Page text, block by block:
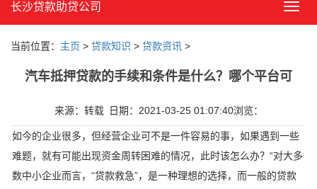
长
长沙贷款助贷公司
当前位置： 主页 > 贷款知识 > 贷款资讯 >
汽车抵押贷款的手续和条件是什么？哪个平台可
来源：转载 日期：2021-03-25 01:07:40浏览：
如今的企业很多，但经营企业可不是一件容易的事，如果遇到一些
难题，就有可能出现资金周转困难的情况，此时该怎么办？“对大多
数中小企业而言，“贷款救急”，是一种理想的选择，而一般的贷款